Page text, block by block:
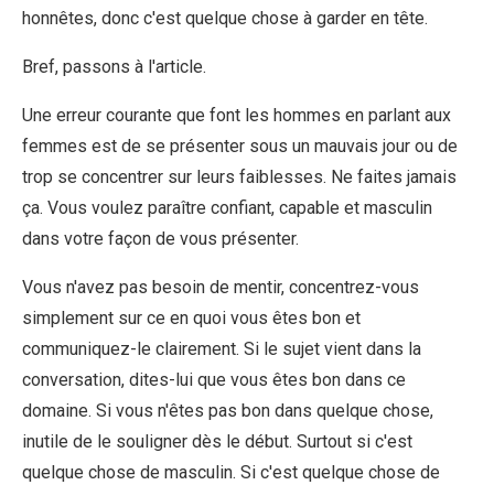
honnêtes, donc c'est quelque chose à garder en tête.
Bref, passons à l'article.
Une erreur courante que font les hommes en parlant aux
femmes est de se présenter sous un mauvais jour ou de
trop se concentrer sur leurs faiblesses. Ne faites jamais
ça. Vous voulez paraître confiant, capable et masculin
dans votre façon de vous présenter.
Vous n'avez pas besoin de mentir, concentrez-vous
simplement sur ce en quoi vous êtes bon et
communiquez-le clairement. Si le sujet vient dans la
conversation, dites-lui que vous êtes bon dans ce
domaine. Si vous n'êtes pas bon dans quelque chose,
inutile de le souligner dès le début. Surtout si c'est
quelque chose de masculin. Si c'est quelque chose de